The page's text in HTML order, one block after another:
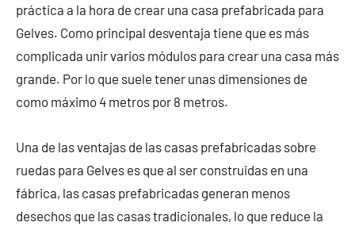
práctica a la hora de crear una casa prefabricada para
Gelves. Como principal desventaja tiene que es más
complicada unir varios módulos para crear una casa más
grande. Por lo que suele tener unas dimensiones de
como máximo 4 metros por 8 metros.
Una de las ventajas de las casas prefabricadas sobre
ruedas para Gelves es que al ser construidas en una
fábrica, las casas prefabricadas generan menos
desechos que las casas tradicionales, lo que reduce la